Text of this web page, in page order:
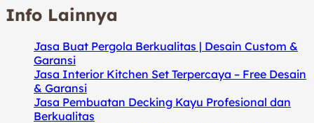
Info Lainnya
Jasa Buat Pergola Berkualitas | Desain Custom &
Garansi
Jasa Interior Kitchen Set Terpercaya – Free Desain
& Garansi
Jasa Pembuatan Decking Kayu Profesional dan
Berkualitas